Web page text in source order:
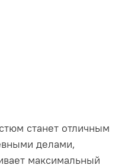
станет отличным
делами,
максимальный